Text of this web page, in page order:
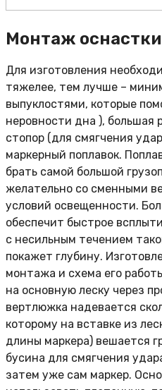
Монтаж оснастки
Для изготовления
тяжелее, тем лучше –
выпуклостями, которые
неровности дна ), большая
стопор (для смягчения
маркерный поплавок.
брать самой большой
желательно со сменными
условий освещенности.
обеспечит быстрое
с несильным течением
покажет глубину.
монтажа и схема его
на основную леску через
вертлюжка надевается
которому на вставке из
длины маркера) вешается
бусина для смягчения
затем уже сам маркер.